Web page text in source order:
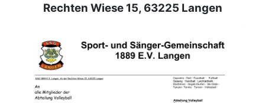
Rechten Wiese 15, 63225 Langen